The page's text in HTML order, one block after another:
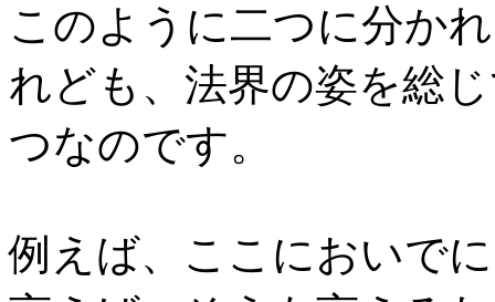
このように二つに分か
れども、法界の姿を総
つなのです。
例えば、ここにおいで